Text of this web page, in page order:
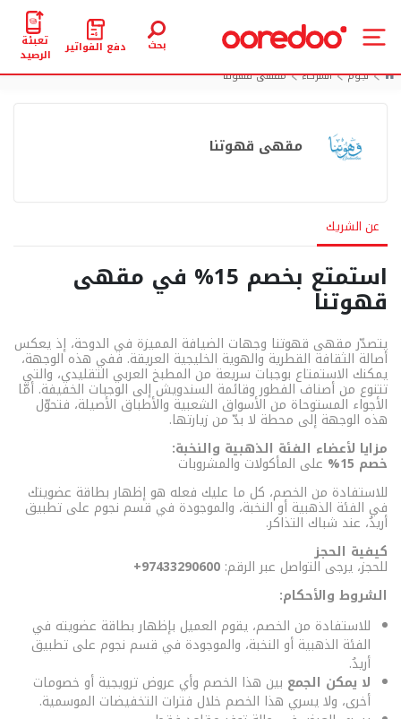
بحث دفع الفواتير تعبئة
الرصيد
نجوم
الشركاء مقهى قهوتنا
مقهى قهوتنا
عن الشريك
استمتع بخصم 15% في مقهى
قهوتنا
يتصدّر مقهى قهوتنا وجهات الضيافة المميزة في الدوحة، إذ يعكس
أصالة الثقافة القطرية والهوية الخليجية العريقة. ففي هذه الوجهة،
يمكنك الاستمتاع بوجبات سريعة من المطبخ العربي التقليدي، والتي
تتنوع من أصناف الفطور وقائمة السندويش إلى الوجبات الخفيفة. أمّا
الأجواء المستوحاة من الأسواق الشعبية والأطباق الأصيلة، فتحوّل
هذه الوجهة إلى محطة لا بدّ من زيارتها.
مزايا لأعضاء الفئة الذهبية والنخبة:
خصم 15%
على المأكولات والمشروبات
للاستفادة من الخصم، كل ما عليك فعله هو إظهار بطاقة عضويتك
في الفئة الذهبية أو النخبة، والموجودة في قسم نجوم على تطبيق
أريدُ، عند شباك التذاكر.
كيفية الحجز
للحجز، يرجى التواصل عبر الرقم: 97433290600+
الشروط والأحكام:
للاستفادة من الخصم، يقوم العميل بإظهار بطاقة عضويته في
الفئة الذهبية أو النخبة، والموجودة في قسم نجوم على تطبيق
أريدُ.
لا يمكن الجمع بين هذا الخصم وأي عروض ترويجية أو خصومات
أخرى، ولا يسري هذا الخصم خلال فترات التخفيضات الموسمية.